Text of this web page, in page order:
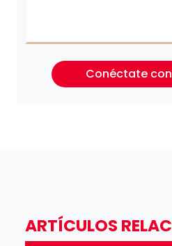
Conéctate
ARTÍCULOS